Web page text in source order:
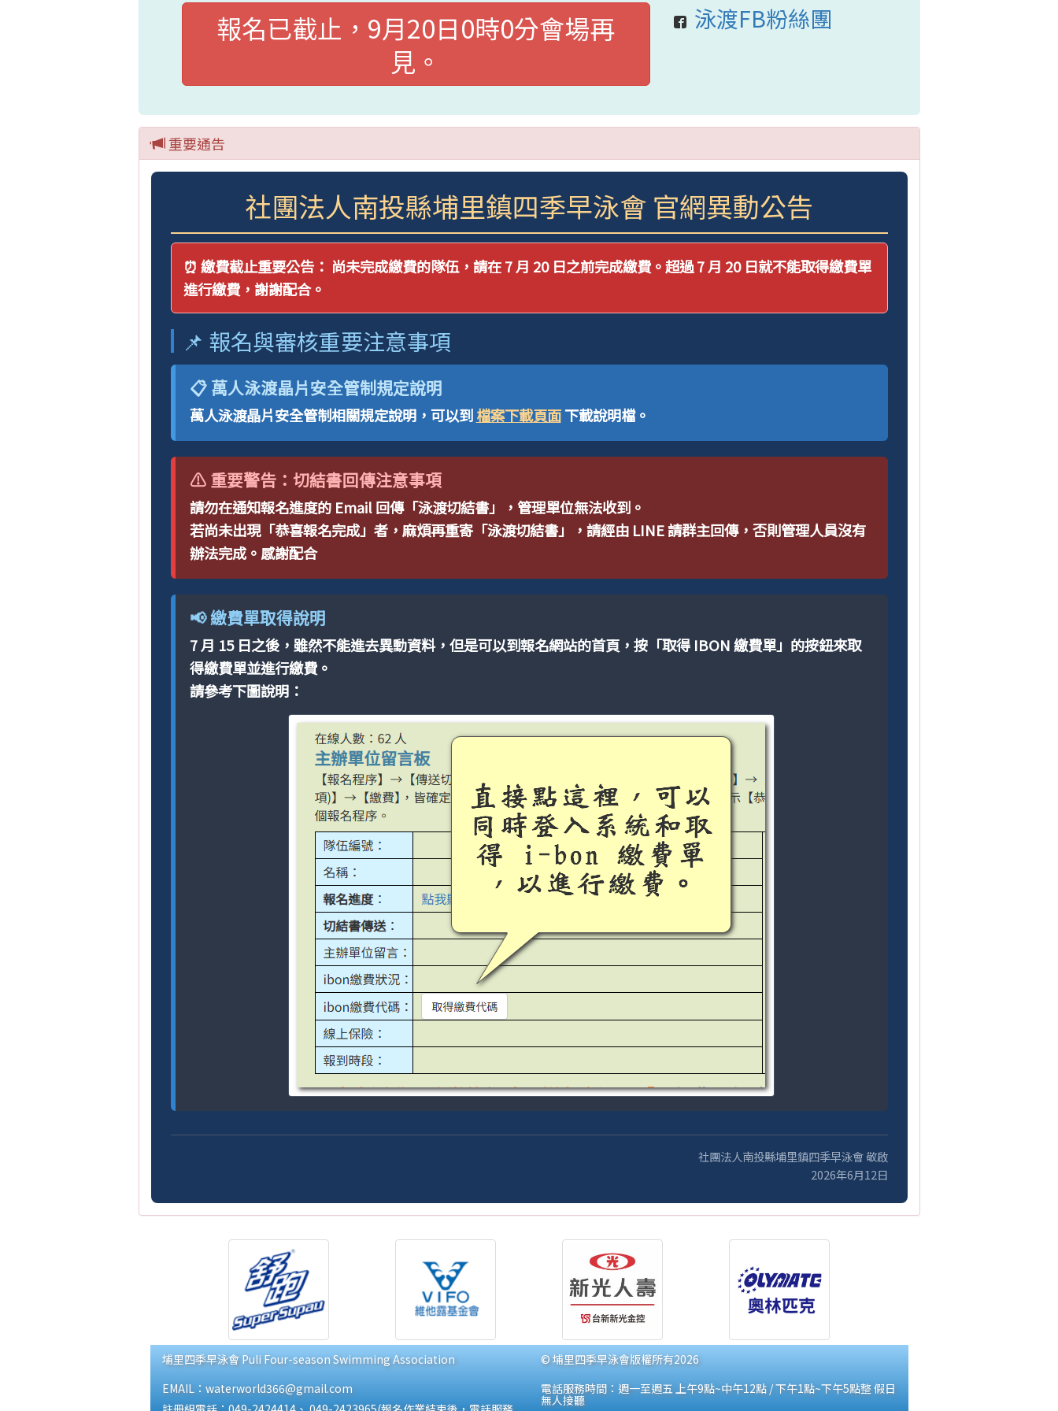
重要通告
社團法人南投縣埔里鎮四季早泳會 官網異動公告
⏰ 繳費截止重要公告： 尚未完成繳費的隊伍，請在 7 月 20 日之前完成繳費。超過 7 月 20 日就不能取得繳費單
進行繳費，謝謝配合。
📌 報名與審核重要注意事項
📋 萬人泳渡晶片安全管制規定說明
萬人泳渡晶片安全管制相關規定說明，可以到檔案下載頁面下載說明檔。
⚠️ 重要警告：切結書回傳注意事項
請勿在通知報名進度的 Email 回傳「泳渡切結書」，管理單位無法收到。
若尚未出現「恭喜報名完成」者，麻煩再重寄「泳渡切結書」，請經由 LINE 請群主回傳，否則管理人員沒有
辦法完成。感謝配合
📢 繳費單取得說明
7 月 15 日之後，雖然不能進去異動資料，但是可以到報名網站的首頁，按「取得 IBON 繳費單」的按鈕來取
得繳費單並進行繳費。
請參考下圖說明：
社團法人南投縣埔里鎮四季早泳會 敬啟
2026年6月12日
報名已截止，9月20日0時0分會場再
見。
泳渡FB粉絲團
埔里四季早泳會 Puli Four-season Swimming Association
© 埔里四季早泳會版權所有2026
EMAIL：waterworld366@gmail.com
電話服務時間：週一至週五 上午9點~中午12點 / 下午1點~下午5點整 假日
無人接聽